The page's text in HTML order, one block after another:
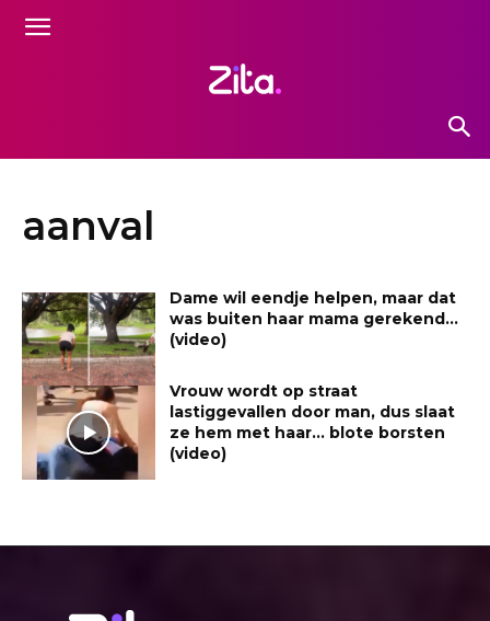
aanval
Dame wil eendje helpen, maar dat
was buiten haar mama gerekend…
(video)
Vrouw wordt op straat
lastiggevallen door man, dus slaat
ze hem met haar… blote borsten
(video)